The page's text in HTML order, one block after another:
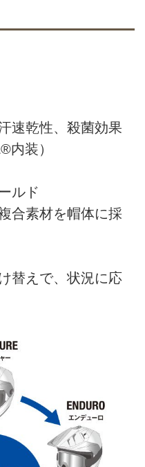
速乾性、殺菌効果
内装）
ルド
合素材を帽体に採
替えで、状況に応